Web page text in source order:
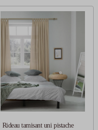
Rideau tamisant uni pistache